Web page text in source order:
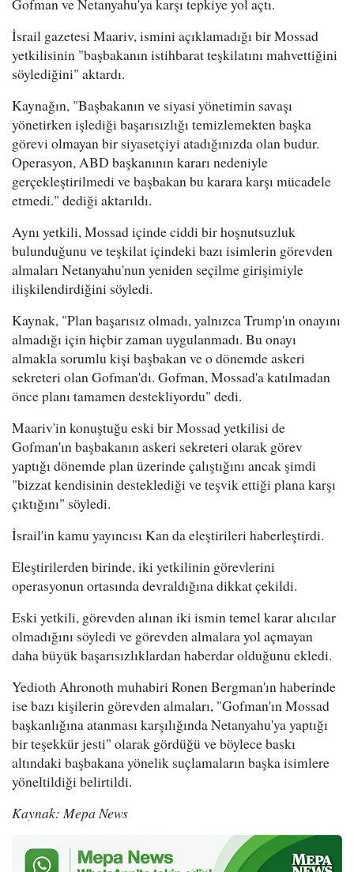
Gofman ve Netanyahu'ya karşı tepkiye yol açtı.
İsrail gazetesi Maariv, ismini açıklamadığı bir Mossad
yetkilisinin "başbakanın istihbarat teşkilatını mahvettiğini
söylediğini" aktardı.
Kaynağın, "Başbakanın ve siyasi yönetimin savaşı
yönetirken işlediği başarısızlığı temizlemekten başka
görevi olmayan bir siyasetçiyi atadığınızda olan budur.
Operasyon, ABD başkanının kararı nedeniyle
gerçekleştirilmedi ve başbakan bu karara karşı mücadele
etmedi." dediği aktarıldı.
Aynı yetkili, Mossad içinde ciddi bir hoşnutsuzluk
bulunduğunu ve teşkilat içindeki bazı isimlerin görevden
almaları Netanyahu'nun yeniden seçilme girişimiyle
ilişkilendirdiğini söyledi.
Kaynak, "Plan başarısız olmadı, yalnızca Trump'ın onayını
almadığı için hiçbir zaman uygulanmadı. Bu onayı
almakla sorumlu kişi başbakan ve o dönemde askeri
sekreteri olan Gofman'dı. Gofman, Mossad'a katılmadan
önce planı tamamen destekliyordu" dedi.
Maariv'in konuştuğu eski bir Mossad yetkilisi de
Gofman'ın başbakanın askeri sekreteri olarak görev
yaptığı dönemde plan üzerinde çalıştığını ancak şimdi
"bizzat kendisinin desteklediği ve teşvik ettiği plana karşı
çıktığını" söyledi.
İsrail'in kamu yayıncısı Kan da eleştirileri haberleştirdi.
Eleştirilerden birinde, iki yetkilinin görevlerini
operasyonun ortasında devraldığına dikkat çekildi.
Eski yetkili, görevden alınan iki ismin temel karar alıcılar
olmadığını söyledi ve görevden almalara yol açmayan
daha büyük başarısızlıklardan haberdar olduğunu ekledi.
Yedioth Ahronoth muhabiri Ronen Bergman'ın haberinde
ise bazı kişilerin görevden almaları, "Gofman'ın Mossad
başkanlığına atanması karşılığında Netanyahu'ya yaptığı
bir teşekkür jesti" olarak gördüğü ve böylece baskı
altındaki başbakana yönelik suçlamaların başka isimlere
yöneltildiği belirtildi.
Kaynak: Mepa News